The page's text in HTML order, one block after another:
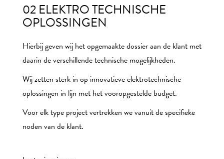
02 ELEKTRO TECHNISCHE
OPLOSSINGEN
Hierbij geven wij het opgemaakte dossier aan de klant met
daarin de verschillende technische mogelijkheden.
Wij zetten sterk in op innovatieve elektrotechnische
oplossingen in lijn met het vooropgestelde budget.
Voor elk type project vertrekken we vanuit de specifieke
noden van de klant.